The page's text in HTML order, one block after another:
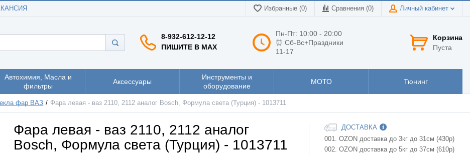
Избранные (0) Сравнения (0) Личный кабинет
8-932-612-12-12
ПИШИТЕ В MAX
Пн-Пт: 10:00 - 20:00
⏰ Сб-Вс+Праздники
11-17
Корзина
Пуста
Автохимия, Масла и
фильтры
Аксессуары
Инструменты и
оборудование
МОТО Тюнинг
фар ВАЗ Фара левая - ваз 2110, 2112 аналог Bosch, Формула света (Турция) - 1013711
Фара левая - ваз 2110, 2112 аналог
Bosch, Формула света (Турция) - 1013711
ДОСТАВКА
001. OZON доставка до 3кг до 31см (430р)
002. OZON доставка до 5кг до 37см (610р)